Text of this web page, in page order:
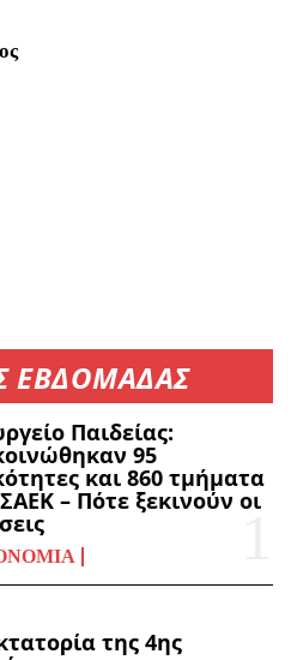
ΕΒΔΟΜΑΔΑΣ
Παιδείας:
95
και 860 τμήματα
– Πότε ξεκινούν οι
της 4ης